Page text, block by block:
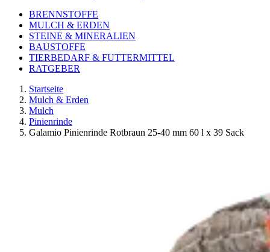
BRENNSTOFFE
MULCH & ERDEN
STEINE & MINERALIEN
BAUSTOFFE
TIERBEDARF & FUTTERMITTEL
RATGEBER
Startseite
Mulch & Erden
Mulch
Pinienrinde
Galamio Pinienrinde Rotbraun 25-40 mm 60 l x 39 Sack